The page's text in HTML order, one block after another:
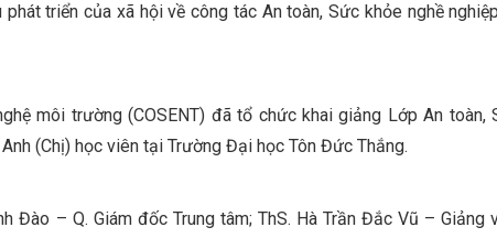
triển của xã hội về công tác An toàn, Sức khỏe nghề
môi trường (COSENT) đã tổ chức khai giảng Lớp An toàn,
(Chị) học viên tại Trường Đại học Tôn Đức Thắng.
Đào – Q. Giám đốc Trung tâm; ThS. Hà Trần Đắc Vũ – Giảng